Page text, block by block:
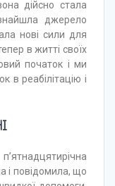
дійсно стала
джерело
нові сили для
в житті своїх
початок і ми
в реабілітацію і
і повідомила, що